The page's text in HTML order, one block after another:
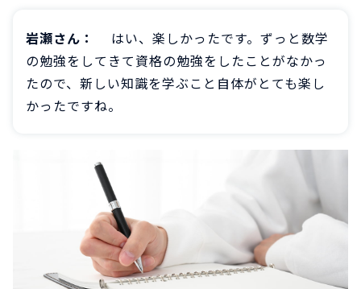
岩瀬さん：
はい、楽しかったです。ずっと数学
の勉強をしてきて資格の勉強をしたことがなかっ
たので、新しい知識を学ぶこと自体がとても楽し
かったですね。